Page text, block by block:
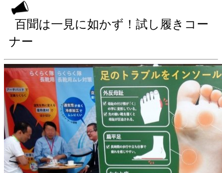
百聞は一見に如かず！試し履きコー
ナー